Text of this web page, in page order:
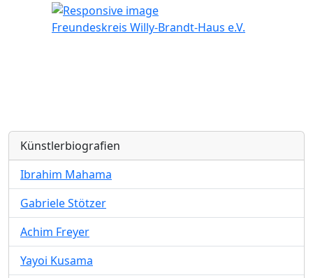
Freundeskreis Willy-Brandt-Haus e.V.
Künstlerbiografien
Ibrahim Mahama
Gabriele Stötzer
Achim Freyer
Yayoi Kusama